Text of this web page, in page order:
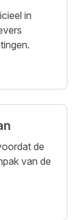
in
de
van de